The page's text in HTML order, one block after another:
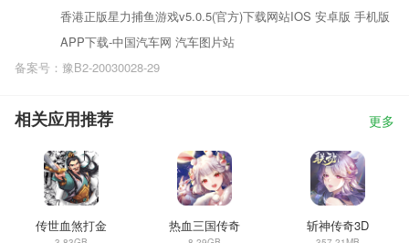
香港正版星力捕鱼游戏v5.0.5(官方)下载网站IOS 安卓版 手机版
APP下载-中国汽车网 汽车图片站
备案号：豫B2-20030028-29
相关应用推荐 更多
传世血煞打金 热血三国传奇 斩神传奇3D